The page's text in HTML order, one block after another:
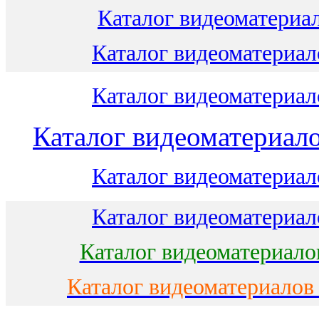
Каталог
Каталог
Каталог
Каталог
Каталог
Каталог
Каталог
Каталог